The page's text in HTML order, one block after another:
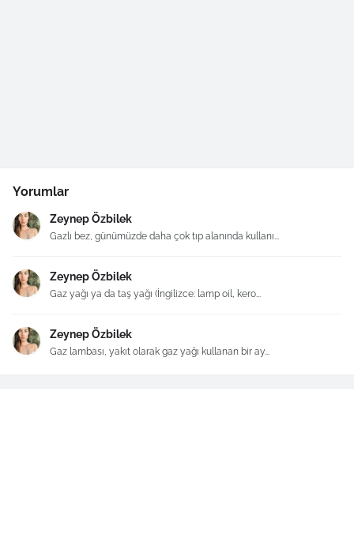
Yorumlar
Zeynep Özbilek
Gazlı bez, günümüzde daha çok tıp alanında kullanı...
Zeynep Özbilek
Gaz yağı ya da taş yağı (İngilizce: lamp oil, kero...
Zeynep Özbilek
Gaz lambası, yakıt olarak gaz yağı kullanan bir ay...